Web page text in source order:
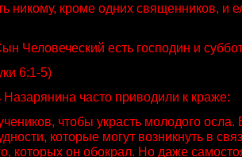
никому, кроме одних священников, и
Человеческий есть господин и
6:1-5)
часто приводили к краже:
чтобы украсть молодого
которые могут возникнуть в
которых он обокрал. Но даже